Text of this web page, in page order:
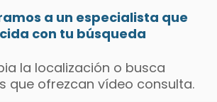
a un especialista que
con tu búsqueda
la localización o busca
que ofrezcan vídeo consulta.